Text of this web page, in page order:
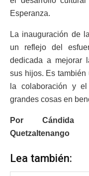
Esperanza.
La inauguración de
un reflejo del
dedicada a mejorar
sus hijos. Es también
la colaboración y
grandes cosas en
Por Cándida
Quetzaltenango
Lea también: